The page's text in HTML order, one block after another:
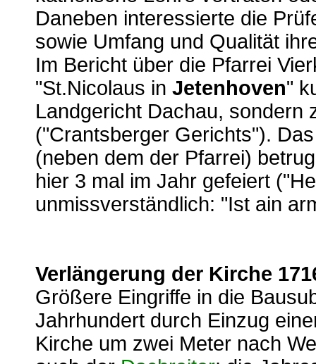
Daneben interessierte die
sowie Umfang und Qualität
Im Bericht über die Pfarrei
"St.Nicolaus in Jetenhoven"
Landgericht Dachau, sondern
("Crantsberger Gerichts").
(neben dem der Pfarrei)
hier 3 mal im Jahr gefeiert
unmissverständlich: "Ist ain
Verlängerung der Kirche
Größere Eingriffe in die
Jahrhundert durch Einzug
Kirche um zwei Meter nach